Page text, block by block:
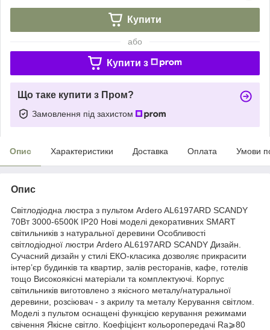
Купити
або
Купити з
Що таке купити з Пром?
Замовлення під захистом
Опис Характеристики Доставка Оплата Умови
Опис
Світлодіодна люстра з пультом Ardero AL6197ARD SCANDY
70Вт 3000-6500К IP20 Нові моделі декоративних SMART
світильників з натуральної деревини Особливості
світлодіодної люстри Ardero AL6197ARD SCANDY Дизайн.
Сучасний дизайн у стилі ЕКО-класика дозволяє прикрасити
інтер’єр будинків та квартир, залів ресторанів, кафе, готелів
тощо Високоякісні матеріали та комплектуючі. Корпус
світильників виготовлено з якісного металу/натуральної
деревини, розсіювач - з акрилу та металу Керування світлом.
Моделі з пультом оснащені функцією керування режимами
свічення Якісне світло. Коефіцієнт кольоропередачі Ra⩾80